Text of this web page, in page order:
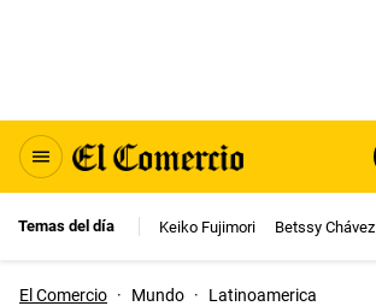
Temas del día Keiko Fujimori Betssy Chávez
El Comercio · Mundo · Latinoamerica